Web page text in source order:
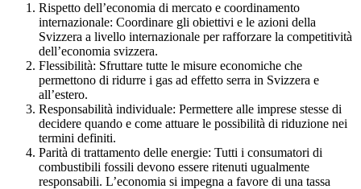
Rispetto dell’economia di mercato e coordinamento
internazionale: Coordinare gli obiettivi e le azioni della
Svizzera a livello internazionale per rafforzare la competitività
dell’economia svizzera.
Flessibilità: Sfruttare tutte le misure economiche che
permettono di ridurre i gas ad effetto serra in Svizzera e
all’estero.
Responsabilità individuale: Permettere alle imprese stesse di
decidere quando e come attuare le possibilità di riduzione nei
termini definiti.
Parità di trattamento delle energie: Tutti i consumatori di
combustibili fossili devono essere ritenuti ugualmente
responsabili. L’economia si impegna a favore di una tassa